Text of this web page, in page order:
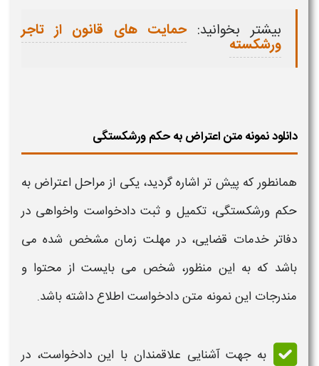
بیشتر بخوانید: حمایت های قانون از تاجر
ورشکسته
دانلود نمونه متن اعتراض به حکم ورشکستگی
همانطور که پیش تر اشاره گردید، یکی ازمراحل اعتراض به
حکم ورشکستگی، تکمیل و ثبت دادخواست واخواهی در
دفاتر خدمات قضایی، در مهلت زمان مشخص شده می
باشد که به این منظور، شخص می بایست از محتوا و
مندرجات ایننمونه متندادخواست اطلاع داشته باشد.
به جهت آشنایی علاقمندان با این دادخواست، در